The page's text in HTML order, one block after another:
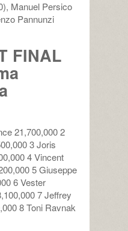
Manuel Persico
Pannunzi
FINAL
21,700,000 2
3 Joris
4 Vincent
5 Giuseppe
6 Vester
7 Jeffrey
8 Toni Ravnak